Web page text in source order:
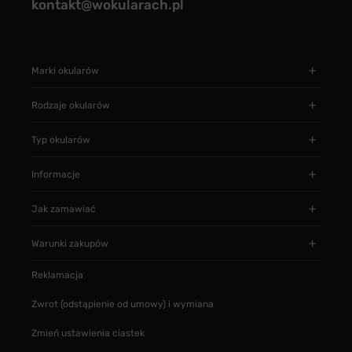
kontakt@wokularach.pl
Marki okularów
Rodzaje okularów
Typ okularów
Informacje
Jak zamawiać
Warunki zakupów
Reklamacja
Zwrot (odstąpienie od umowy) i wymiana
Zmień ustawienia ciastek